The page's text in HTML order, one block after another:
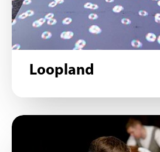
Loopland